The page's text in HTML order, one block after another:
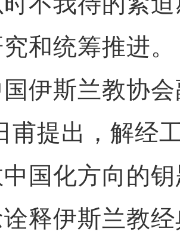
和统筹推进。
斯兰教协会
甫提出，解经
国化方向的
释伊斯兰教